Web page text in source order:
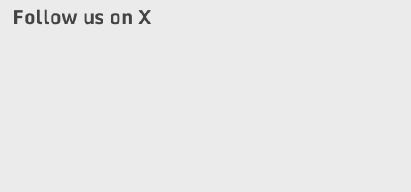
Follow us on X